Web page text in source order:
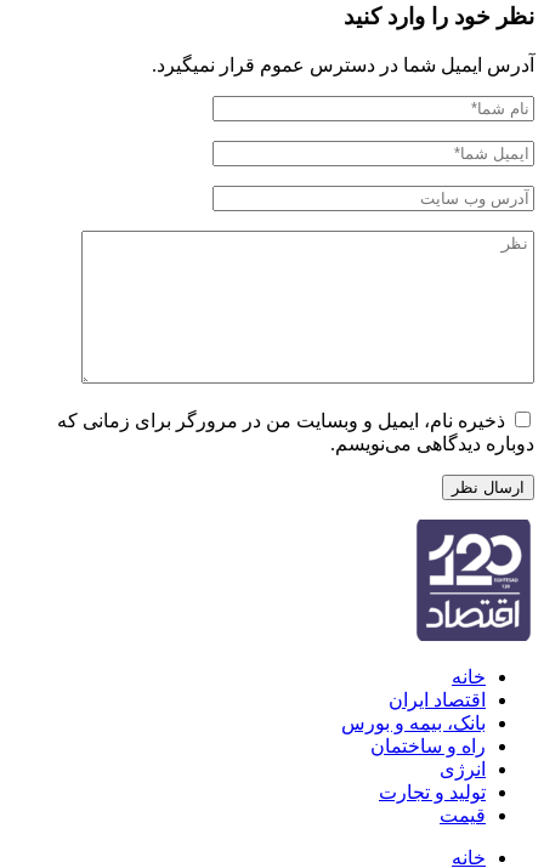
را وارد کنید
شما در دسترس عموم قرار نمیگیرد.
نام، ایمیل و وبسایت من در مرورگر برای زمانی که
دیدگاهی می‌نویسم.
ایران
بیمه و بورس
و ساختمان
و تجارت